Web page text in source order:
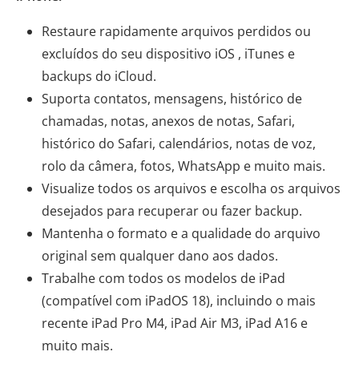
Restaure rapidamente arquivos perdidos ou
excluídos do seu dispositivo iOS , iTunes e
backups do iCloud.
Suporta contatos, mensagens, histórico de
chamadas, notas, anexos de notas, Safari,
histórico do Safari, calendários, notas de voz,
rolo da câmera, fotos, WhatsApp e muito mais.
Visualize todos os arquivos e escolha os arquivos
desejados para recuperar ou fazer backup.
Mantenha o formato e a qualidade do arquivo
original sem qualquer dano aos dados.
Trabalhe com todos os modelos de iPad
(compatível com iPadOS 18), incluindo o mais
recente iPad Pro M4, iPad Air M3, iPad A16 e
muito mais.